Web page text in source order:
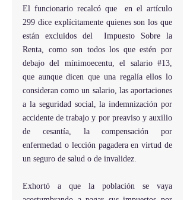
El funcionario recalcó que  en el artículo
299 dice explícitamente quienes son los que
están excluidos del  Impuesto Sobre la
Renta, como son todos los que estén por
debajo del mínimoecentu, el salario #13,
que aunque dicen que una regalía ellos lo
consideran como un salario, las aportaciones
a la seguridad social, la indemnización por
accidente de trabajo y por preaviso y auxilio
de cesantía, la compensación por
enfermedad o lección pagadera en virtud de
un seguro de salud o de invalidez.
Exhortó a que la población se vaya